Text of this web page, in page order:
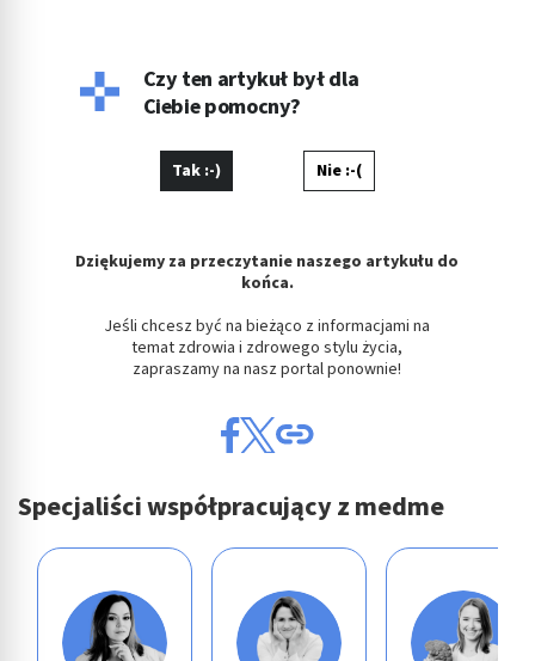
Czy ten artykuł był dla
Ciebie pomocny?
Tak :-) Nie :-(
Dziękujemy za przeczytanie naszego artykułu do
końca.
Jeśli chcesz być na bieżąco z informacjami na
temat zdrowia i zdrowego stylu życia,
zapraszamy na nasz portal ponownie!
Specjaliści współpracujący z medme